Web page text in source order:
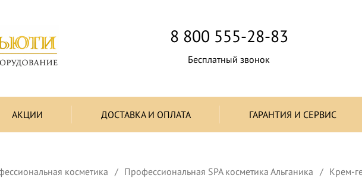
8 800 555-28-83
Бесплатный звонок
АКЦИИ ДОСТАВКА И ОПЛАТА ГАРАНТИЯ И СЕРВИС
косметика Профессиональная SPA косметика Альганика Крем-